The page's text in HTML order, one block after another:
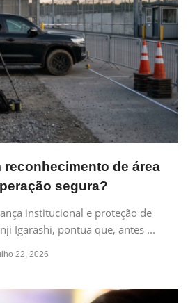
reconhecimento de área
segura?
institucional e proteção de
Igarashi, pontua que, antes ...
22, 2026